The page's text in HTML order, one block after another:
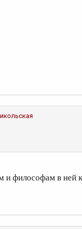
и философам в ней